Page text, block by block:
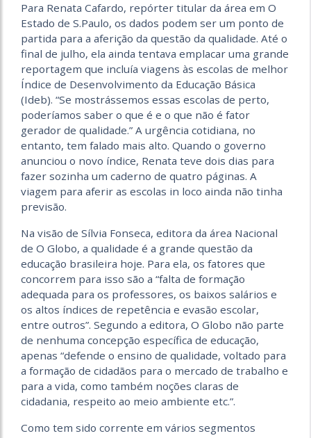
Para Renata Cafardo, repórter titular da área em O
Estado de S.Paulo, os dados podem ser um ponto de
partida para a aferição da questão da qualidade. Até o
final de julho, ela ainda tentava emplacar uma grande
reportagem que incluía viagens às escolas de melhor
Índice de Desenvolvimento da Educação Básica
(Ideb). “Se mostrássemos essas escolas de perto,
poderíamos saber o que é e o que não é fator
gerador de qualidade.” A urgência cotidiana, no
entanto, tem falado mais alto. Quando o governo
anunciou o novo índice, Renata teve dois dias para
fazer sozinha um caderno de quatro páginas. A
viagem para aferir as escolas in loco ainda não tinha
previsão.
Na visão de Sílvia Fonseca, editora da área Nacional
de O Globo, a qualidade é a grande questão da
educação brasileira hoje. Para ela, os fatores que
concorrem para isso são a “falta de formação
adequada para os professores, os baixos salários e
os altos índices de repetência e evasão escolar,
entre outros”. Segundo a editora, O Globo não parte
de nenhuma concepção específica de educação,
apenas “defende o ensino de qualidade, voltado para
a formação de cidadãos para o mercado de trabalho e
para a vida, como também noções claras de
cidadania, respeito ao meio ambiente etc.”.
Como tem sido corrente em vários segmentos